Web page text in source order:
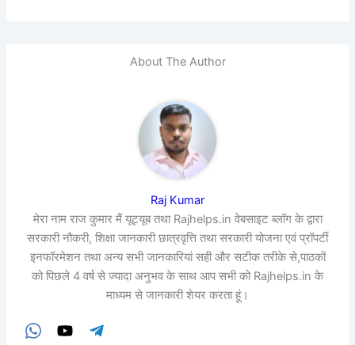
About The Author
Raj Kumar
मेरा नाम राज कुमार मैं यूट्यूब तथा Rajhelps.in वेबसाइट ब्लॉग के द्वारा
सरकारी नौकरी, शिक्षा जानकारी छात्रवृत्ति तथा सरकारी योजना एवं प्रॉपर्टी
इनफॉरमेशन तथा अन्य सभी जानकारियां सही और सटीक तरीके से,पाठकों
को पिछले 4 वर्ष से ज्यादा अनुभव के साथ आप सभी को Rajhelps.in के
माध्यम से जानकारी शेयर करता हूं।